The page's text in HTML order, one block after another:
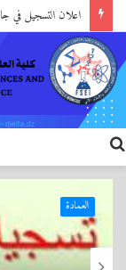
تهنئة
العمادة